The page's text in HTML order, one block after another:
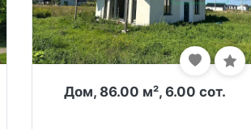
Дом, 86.00 м², 6.00 сот.